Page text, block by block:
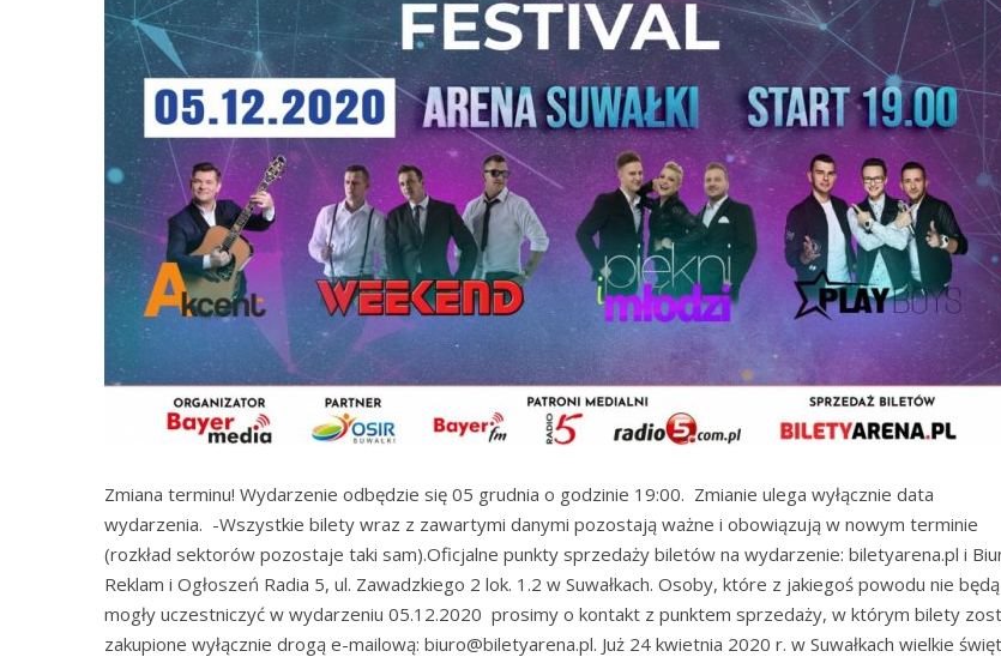
Zmiana terminu! Wydarzenie odbędzie się 05 grudnia o godzinie 19:00. Zmianie ulega wyłącznie data
wydarzenia. -Wszystkie bilety wraz z zawartymi danymi pozostają ważne i obowiązują w nowym terminie
(rozkład sektorów pozostaje taki sam).Oficjalne punkty sprzedaży biletów na wydarzenie: biletyarena.pl i
Reklam i Ogłoszeń Radia 5, ul. Zawadzkiego 2 lok. 1.2 w Suwałkach. Osoby, które z jakiegoś powodu nie będą
mogły uczestniczyć w wydarzeniu 05.12.2020 prosimy o kontakt z punktem sprzedaży, w którym bilety
zakupione wyłącznie drogą e-mailową: biuro@biletyarena.pl. Już 24 kwietnia 2020 r. w Suwałkach wielkie